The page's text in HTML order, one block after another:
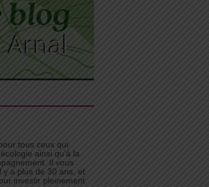
tous ceux qui
ainsi qu’à la
Il vous
y a plus de 30 ans, et
investir pleinement